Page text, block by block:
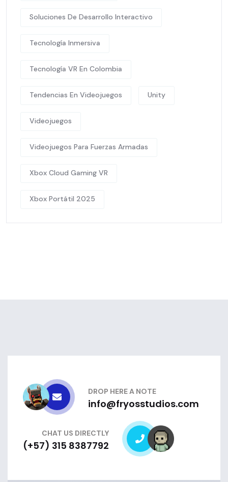
Soluciones De Desarrollo Interactivo
Tecnología Inmersiva
Tecnología VR En Colombia
Tendencias En Videojuegos Unity
Videojuegos
Videojuegos Para Fuerzas Armadas
Xbox Cloud Gaming VR
Xbox Portátil 2025
DROP HERE A NOTE
info@fryosstudios.com
CHAT US DIRECTLY
(+57) 315 8387792